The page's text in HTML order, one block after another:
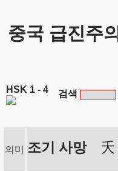
중국 급진주
HSK 1 - 4 검색
의미 조기 사망夭